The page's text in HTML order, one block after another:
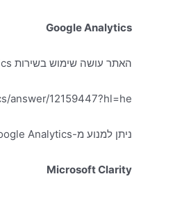
Google Analytics
האתר עושה שימוש בשירות Google Analytics לצורך ניתוח ושיפור חוויית המשתמש. מידע נוסף על האופן שבו Google אוספת ומשתמשת בנתונים ניתן למצוא כאן:
answer/12159447?hl=he
ניתן למנוע מ-Google Analytics לאסוף מידע באמצעות תוסף דפדפן לביטול הסכמה. התקנת התוסף אינה מונעת איסוף מידע לצורכי תפעול האתר או העברתו לשירותי ניתוח אחרים.
Microsoft Clarity